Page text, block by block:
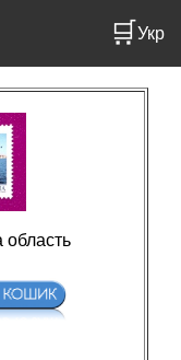
🛒Укр
область